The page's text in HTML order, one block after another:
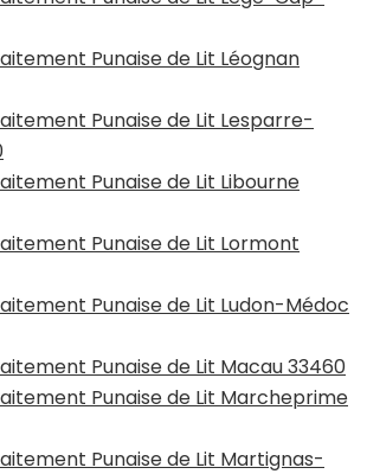
Punaise de Lit Léognan
Punaise de Lit Lesparre-
Punaise de Lit Libourne
Punaise de Lit Lormont
Punaise de Lit Ludon-Médoc
Punaise de Lit Macau 33460
Punaise de Lit Marcheprime
Punaise de Lit Martignas-